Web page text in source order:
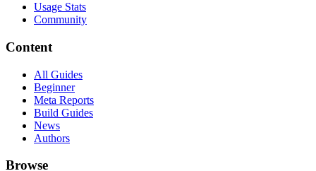
Usage Stats
Community
Content
All Guides
Beginner
Meta Reports
Build Guides
News
Authors
Browse